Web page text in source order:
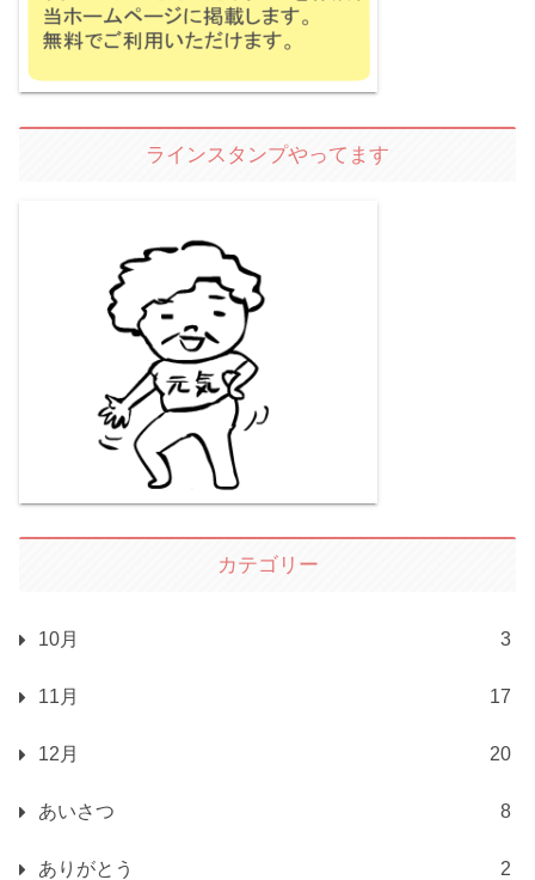
ラインスタンプやってます
カテゴリー
10月 3
11月 17
12月 20
あいさつ 8
ありがとう 2